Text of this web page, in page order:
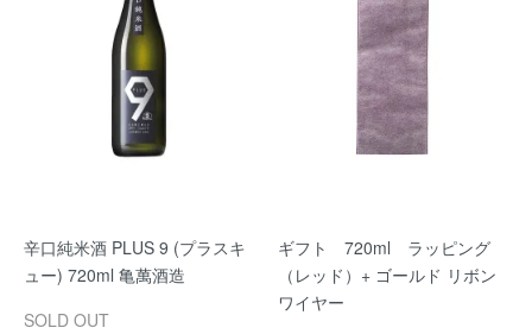
辛口純米酒 PLUS 9 (プラスキ
ュー) 720ml 亀萬酒造
SOLD OUT
ギフト 720ml ラッピング
（レッド）+ ゴールド リボン
ワイヤー